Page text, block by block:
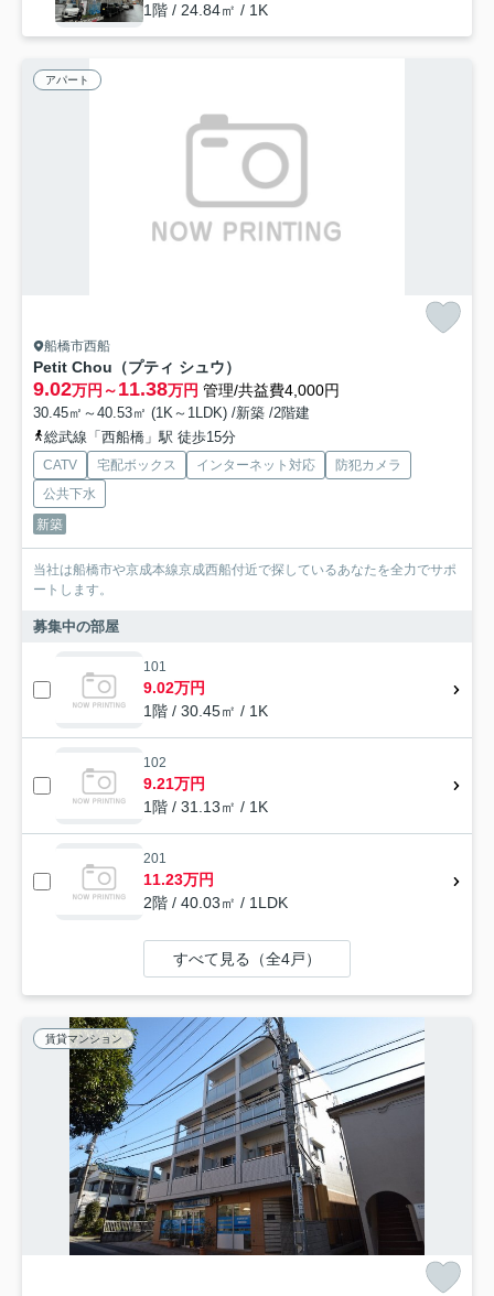
1階 / 24.84㎡ / 1K
アパート
船橋市西船
Petit Chou（プティ シュウ）
9.02万円～11.38万円 管理/共益費4,000円
30.45㎡～40.53㎡ (1K～1LDK) /新築 /2階建
総武線「西船橋」駅 徒歩15分
CATV 宅配ボックス インターネット対応
防犯カメラ
公共下水
新築
当社は船橋市や京成本線京成西船付近で探しているあなたを全力でサポ
ートします。
募集中の部屋
101
9.02万円
1階 / 30.45㎡ / 1K
102
9.21万円
1階 / 31.13㎡ / 1K
201
11.23万円
2階 / 40.03㎡ / 1LDK
すべて見る（全4戸）
賃貸マンション